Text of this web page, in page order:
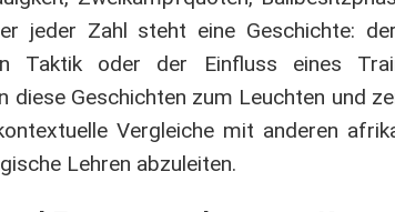
jeder Zahl steht eine Geschichte:
Taktik oder der Einfluss eines
diese Geschichten zum Leuchten und
Vergleiche mit anderen
Lehren abzuleiten.